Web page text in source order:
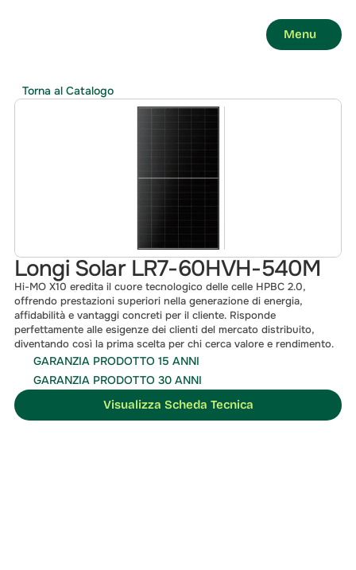
Menu
Longi Solar LR7-60HVH-540M
Hi-MO X10 eredita il cuore tecnologico delle celle HPBC 2.0,
offrendo prestazioni superiori nella generazione di energia,
affidabilità e vantaggi concreti per il cliente. Risponde
perfettamente alle esigenze dei clienti del mercato distribuito,
diventando così la prima scelta per chi cerca valore e rendimento.
GARANZIA PRODOTTO 15 ANNI
GARANZIA PRODOTTO 30 ANNI
Visualizza Scheda Tecnica
Torna al Catalogo